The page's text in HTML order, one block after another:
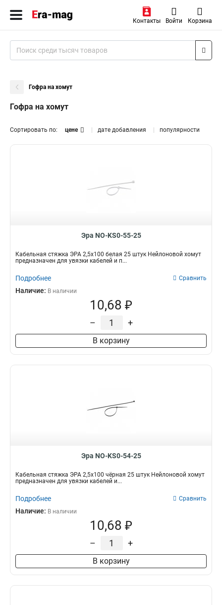
Контакты Войти Корзина
Гофра на хомут
Гофра на хомут
Сортировать по: цене дате добавления популярности
Эра NO-KS0-55-25
Кабельная стяжка ЭРА 2,5х100 белая 25 штук Нейлоновой хомут
предназначен для увязки кабелей и п...
Подробнее Сравнить
Наличие: В наличии
10,68 ₽
– +
В корзину
Эра NO-KS0-54-25
Кабельная стяжка ЭРА 2,5х100 чёрная 25 штук Нейлоновой хомут
предназначен для увязки кабелей и...
Подробнее Сравнить
Наличие: В наличии
10,68 ₽
– +
В корзину